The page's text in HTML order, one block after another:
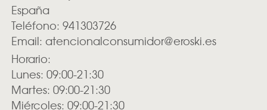
España
Teléfono: 941303726
Email: atencionalconsumidor@eroski.es
Horario:
Lunes: 09:00-21:30
Martes: 09:00-21:30
Miércoles: 09:00-21:30